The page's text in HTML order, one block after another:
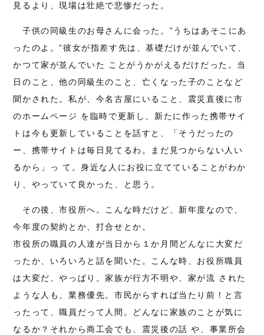
見るより、現場は壮絶で悲惨だった。
子供の同級生のお母さんに会った。”うちはあそこにあ
ったのよ。”彼女が指差す先は、基礎だけが並んでいて、
かつて家が並んでいた ことがうかがえるだけだった。当
日のこと、他の同級生のこと、亡くなった子のことなど
聞かされた。私が、今名古屋にいること、震災直後に市
のホームページ を臨時で更新し、新たに作った携帯サイ
トは今も更新していることを話すと、「そうだったの
ー、携帯サイトは毎日見てるわ。まだ見つからない人い
るから」っ て。身近な人にお役に立てていることがわか
り、やっていて良かった、と思う。
その後、市役所へ。こんな時だけど、新年度なので、
今年度の契約とか、打合せとか。
市役所の職員の人達が当日から１か月間どんなに大変だ
ったか、いろいろと話を聞いた。こんな時、お役所職員
は大変だ、やっぱり。家族が行方不明や、家が流 された
ような人も、業務優先。市民からすれば当たり前！と言
ったって、職員だって人間。どんなに家族のことが気に
なるか？それから商工会でも、震災後の話 や、事業所会